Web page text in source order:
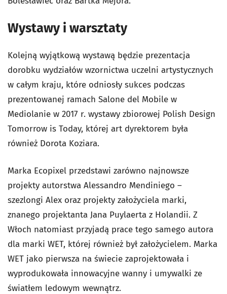
Wystawy i warsztaty
Kolejną wyjątkową wystawą będzie prezentacja
dorobku wydziałów wzornictwa uczelni artystycznych
w całym kraju, które odniosły sukces podczas
prezentowanej ramach Salone del Mobile w
Mediolanie w 2017 r. wystawy zbiorowej Polish Design
Tomorrow is Today, której art dyrektorem była
również Dorota Koziara.
Marka Ecopixel przedstawi zarówno najnowsze
projekty autorstwa Alessandro Mendiniego –
szezlongi Alex oraz projekty założyciela marki,
znanego projektanta Jana Puylaerta z Holandii. Z
Włoch natomiast przyjadą prace tego samego autora
dla marki WET, której również był założycielem. Marka
WET jako pierwsza na świecie zaprojektowała i
wyprodukowała innowacyjne wanny i umywalki ze
światłem ledowym wewnątrz.